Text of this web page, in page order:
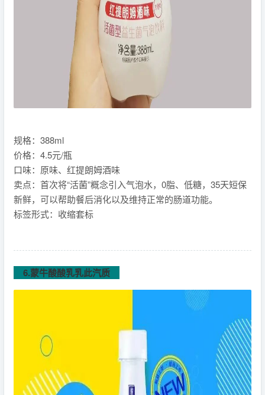
规格：388ml
价格：4.5元/瓶
口味：原味、红提朗姆酒味
卖点：首次将“活菌”概念引入气泡水，0脂、低糖，35天短保
新鲜，可以帮助餐后消化以及维持正常的肠道功能。
标签形式：收缩套标
6.蒙牛酸酸乳乳此汽质